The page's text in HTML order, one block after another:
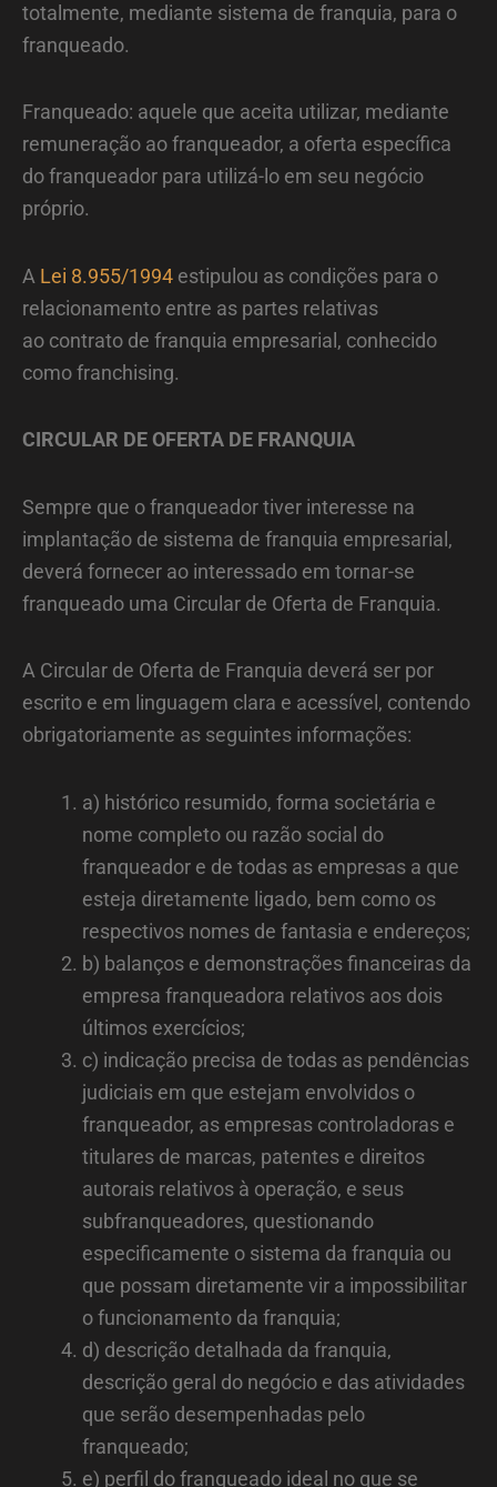
totalmente, mediante sistema de franquia, para o
franqueado.
Franqueado: aquele que aceita utilizar, mediante
remuneração ao franqueador, a oferta específica
do franqueador para utilizá-lo em seu negócio
próprio.
A Lei 8.955/1994 estipulou as condições para o
relacionamento entre as partes relativas
ao contrato de franquia empresarial, conhecido
como franchising.
CIRCULAR DE OFERTA DE FRANQUIA
Sempre que o franqueador tiver interesse na
implantação de sistema de franquia empresarial,
deverá fornecer ao interessado em tornar-se
franqueado uma Circular de Oferta de Franquia.
A Circular de Oferta de Franquia deverá ser por
escrito e em linguagem clara e acessível, contendo
obrigatoriamente as seguintes informações:
a) histórico resumido, forma societária e
nome completo ou razão social do
franqueador e de todas as empresas a que
esteja diretamente ligado, bem como os
respectivos nomes de fantasia e endereços;
b) balanços e demonstrações financeiras da
empresa franqueadora relativos aos dois
últimos exercícios;
c) indicação precisa de todas as pendências
judiciais em que estejam envolvidos o
franqueador, as empresas controladoras e
titulares de marcas, patentes e direitos
autorais relativos à operação, e seus
subfranqueadores, questionando
especificamente o sistema da franquia ou
que possam diretamente vir a impossibilitar
o funcionamento da franquia;
d) descrição detalhada da franquia,
descrição geral do negócio e das atividades
que serão desempenhadas pelo
franqueado;
e) perfil do franqueado ideal no que se